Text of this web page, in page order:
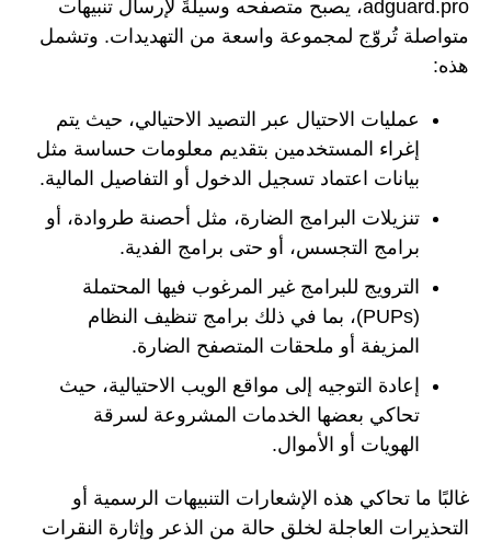
adguard.pro، يصبح متصفحه وسيلةً لإرسال تنبيهات
متواصلة تُروّج لمجموعة واسعة من التهديدات. وتشمل
هذه:
عمليات الاحتيال عبر التصيد الاحتيالي، حيث يتم
إغراء المستخدمين بتقديم معلومات حساسة مثل
بيانات اعتماد تسجيل الدخول أو التفاصيل المالية.
تنزيلات البرامج الضارة، مثل أحصنة طروادة، أو
برامج التجسس، أو حتى برامج الفدية.
الترويج للبرامج غير المرغوب فيها المحتملة
(PUPs)، بما في ذلك برامج تنظيف النظام
المزيفة أو ملحقات المتصفح الضارة.
إعادة التوجيه إلى مواقع الويب الاحتيالية، حيث
تحاكي بعضها الخدمات المشروعة لسرقة
الهويات أو الأموال.
غالبًا ما تحاكي هذه الإشعارات التنبيهات الرسمية أو
التحذيرات العاجلة لخلق حالة من الذعر وإثارة النقرات